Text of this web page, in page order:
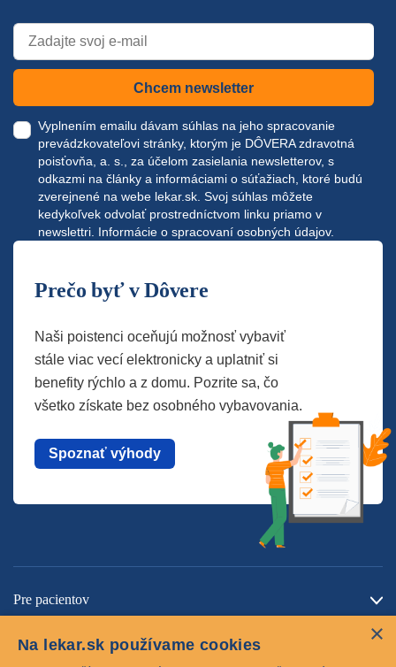
Chcem newsletter
Vyplnením emailu dávam súhlas na jeho spracovanie
prevádzkovateľovi stránky, ktorým je DÔVERA zdravotná
poisťovňa, a. s., za účelom zasielania newsletterov, s
odkazmi na články a informáciami o súťažiach, ktoré budú
zverejnené na webe lekar.sk. Svoj súhlas môžete
kedykoľvek odvolať prostredníctvom linku priamo v
newslettri. Informácie o spracovaní osobných údajov.
Prečo byť v Dôvere
Naši poistenci oceňujú možnosť vybaviť
stále viac vecí elektronicky a uplatniť si
benefity rýchlo a z domu. Pozrite sa, čo
všetko získate bez osobného vybavovania.
Spoznať výhody
Pre pacientov
×
Na lekar.sk používame cookies